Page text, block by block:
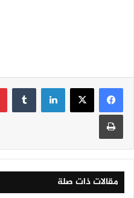
لينكدإن
مقالات ذات صلة